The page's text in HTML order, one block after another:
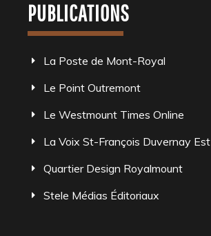
PUBLICATIONS
La Poste de Mont-Royal
Le Point Outremont
Le Westmount Times Online
La Voix St-François Duvernay Est
Quartier Design Royalmount
Stele Médias Éditoriaux